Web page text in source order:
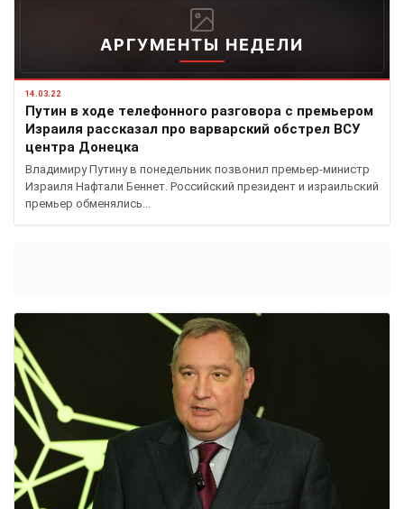
АРГУМЕНТЫ НЕДЕЛИ
14.03.22
Путин в ходе телефонного разговора с премьером
Израиля рассказал про варварский обстрел ВСУ
центра Донецка
Владимиру Путину в понедельник позвонил премьер-министр
Израиля Нафтали Беннет. Российский президент и израильский
премьер обменялись…